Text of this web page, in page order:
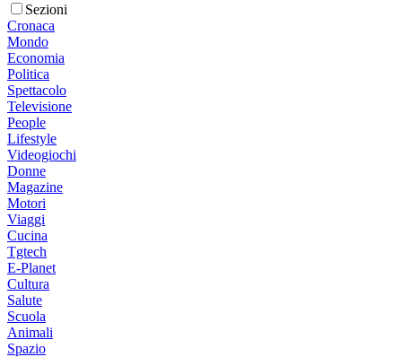
Sezioni
Cronaca
Mondo
Economia
Politica
Spettacolo
Televisione
People
Lifestyle
Videogiochi
Donne
Magazine
Motori
Viaggi
Cucina
Tgtech
E-Planet
Cultura
Salute
Scuola
Animali
Spazio